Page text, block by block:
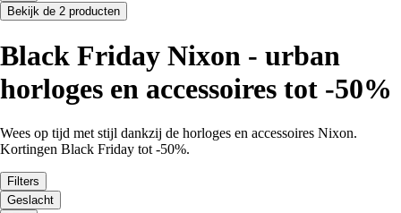
Bekijk de 2 producten
Black Friday Nixon - urban
horloges en accessoires tot -50%
Wees op tijd met stijl dankzij de horloges en accessoires Nixon.
Kortingen Black Friday tot -50%.
Filters
Geslacht